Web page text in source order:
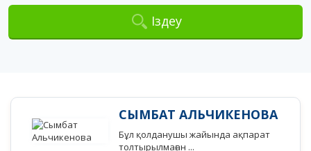
Іздеу
СЫМБАТ АЛЬЧИКЕНОВА
Бұл қолданушы жайында ақпарат
толтырылмаған ...